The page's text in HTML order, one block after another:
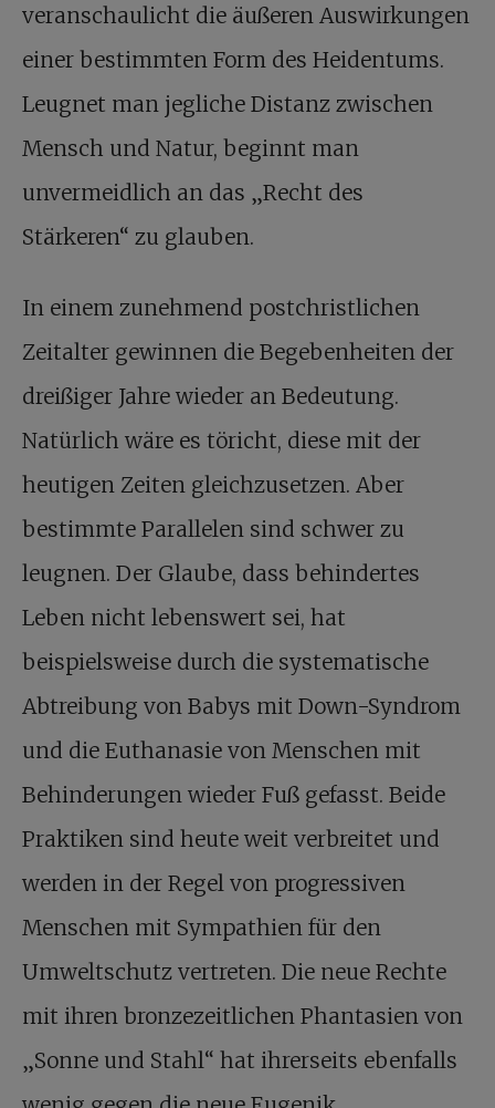
veranschaulicht die äußeren Auswirkungen
einer bestimmten Form des Heidentums.
Leugnet man jegliche Distanz zwischen
Mensch und Natur, beginnt man
unvermeidlich an das „Recht des
Stärkeren“ zu glauben.
In einem zunehmend postchristlichen
Zeitalter gewinnen die Begebenheiten der
dreißiger Jahre wieder an Bedeutung.
Natürlich wäre es töricht, diese mit der
heutigen Zeiten gleichzusetzen. Aber
bestimmte Parallelen sind schwer zu
leugnen. Der Glaube, dass behindertes
Leben nicht lebenswert sei, hat
beispielsweise durch die systematische
Abtreibung von Babys mit Down-Syndrom
und die Euthanasie von Menschen mit
Behinderungen wieder Fuß gefasst. Beide
Praktiken sind heute weit verbreitet und
werden in der Regel von progressiven
Menschen mit Sympathien für den
Umweltschutz vertreten. Die neue Rechte
mit ihren bronzezeitlichen Phantasien von
„Sonne und Stahl“ hat ihrerseits ebenfalls